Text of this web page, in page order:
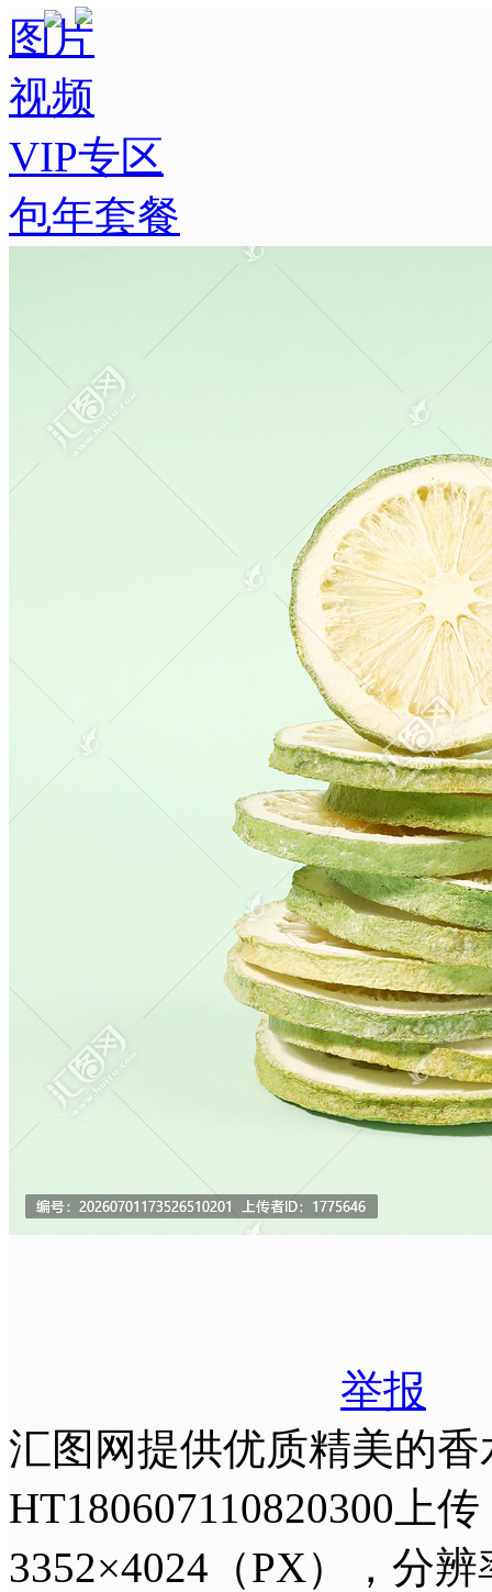
图片
视频
VIP专区
包年套餐
举报
汇图网提供优质精美的
HT180607110820300上
3352×4024（PX），分